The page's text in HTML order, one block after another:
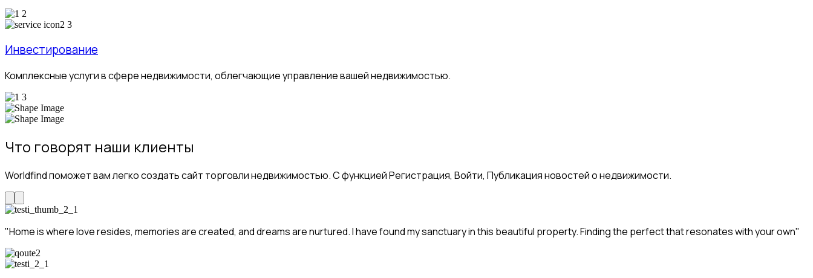
Инвестирование
Комплексные услуги в сфере недвижимости, облегчающие управление вашей недвижимостью.
Что говорят наши клиенты
Worldfind поможет вам легко создать сайт торговли недвижимостью. С функцией Регистрация, Войти, Публикация новостей о недвижимости.
"Home is where love resides, memories are created, and dreams are nurtured. I have found my sanctuary in this beautiful property. Finding the perfect that resonates with your own"